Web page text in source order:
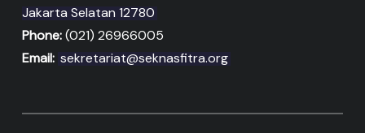
Jakarta Selatan 12780
Phone:(021) 26966005
Email: sekretariat@seknasfitra.org